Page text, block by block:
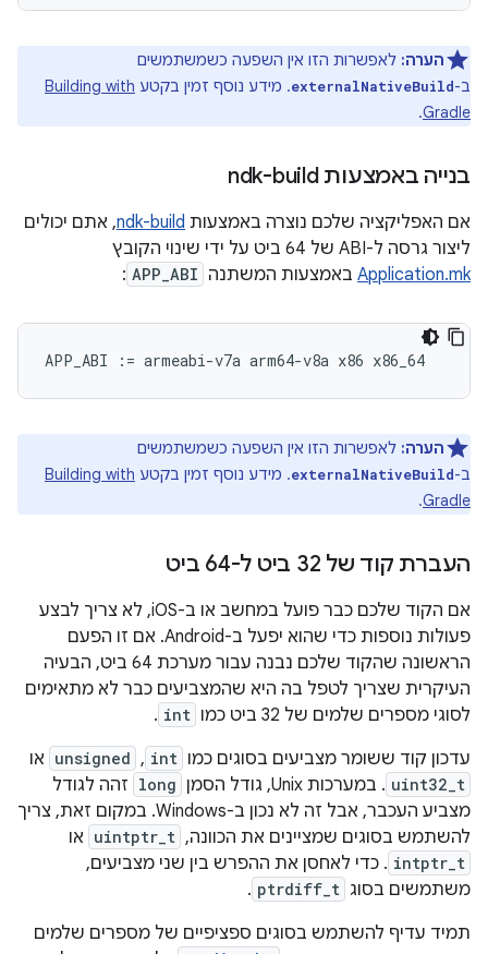
הערה: לאפשרות הזו אין השפעה כשמשתמשים
ב-externalNativeBuild. מידע נוסף זמין בקטע Building with
Gradle
.
בנייה באמצעות ndk-build
אם האפליקציה שלכם נוצרה באמצעות ndk-build, אתם יכולים
ליצור גרסה ל-ABI של 64 ביט על ידי שינוי הקובץ
Application.mk באמצעות המשתנה APP_ABI
:
הערה: לאפשרות הזו אין השפעה כשמשתמשים
ב-externalNativeBuild. מידע נוסף זמין בקטע Building with
Gradle
.
העברת קוד של 32 ביט ל-64 ביט
אם הקוד שלכם כבר פועל במחשב או ב-iOS, לא צריך לבצע
פעולות נוספות כדי שהוא יפעל ב-Android. אם זו הפעם
הראשונה שהקוד שלכם נבנה עבור מערכת 64 ביט, הבעיה
העיקרית שצריך לטפל בה היא שהמצביעים כבר לא מתאימים
לסוגי מספרים שלמים של 32 ביט כמו
int
.
עדכון קוד ששומר מצביעים בסוגים כמו int
, ‏
unsigned או
uint32_t . במערכות Unix, גודל הסמן long זהה לגודל
מצביע העכבר, אבל זה לא נכון ב-Windows. במקום זאת, צריך
להשתמש בסוגים שמציינים את הכוונה, uintptr_t או
intptr_t . כדי לאחסן את ההפרש בין שני מצביעים,
משתמשים בסוג ptrdiff_t
.
תמיד עדיף להשתמש בסוגים ספציפיים של מספרים שלמים